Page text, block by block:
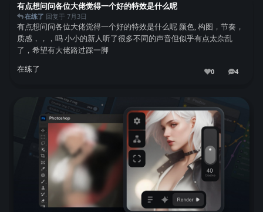
有点想问问各位大佬觉得一个好的特效是什么呢
在练了 回复于 7月3日
有点想问问各位大佬觉得一个好的特效是什么呢 颜色, 构图，节奏，
质感，，，吗 小小的新人听了很多不同的声音但似乎有点太杂乱
了，希望有大佬路过踩一脚
在练了
0 4
4条回复